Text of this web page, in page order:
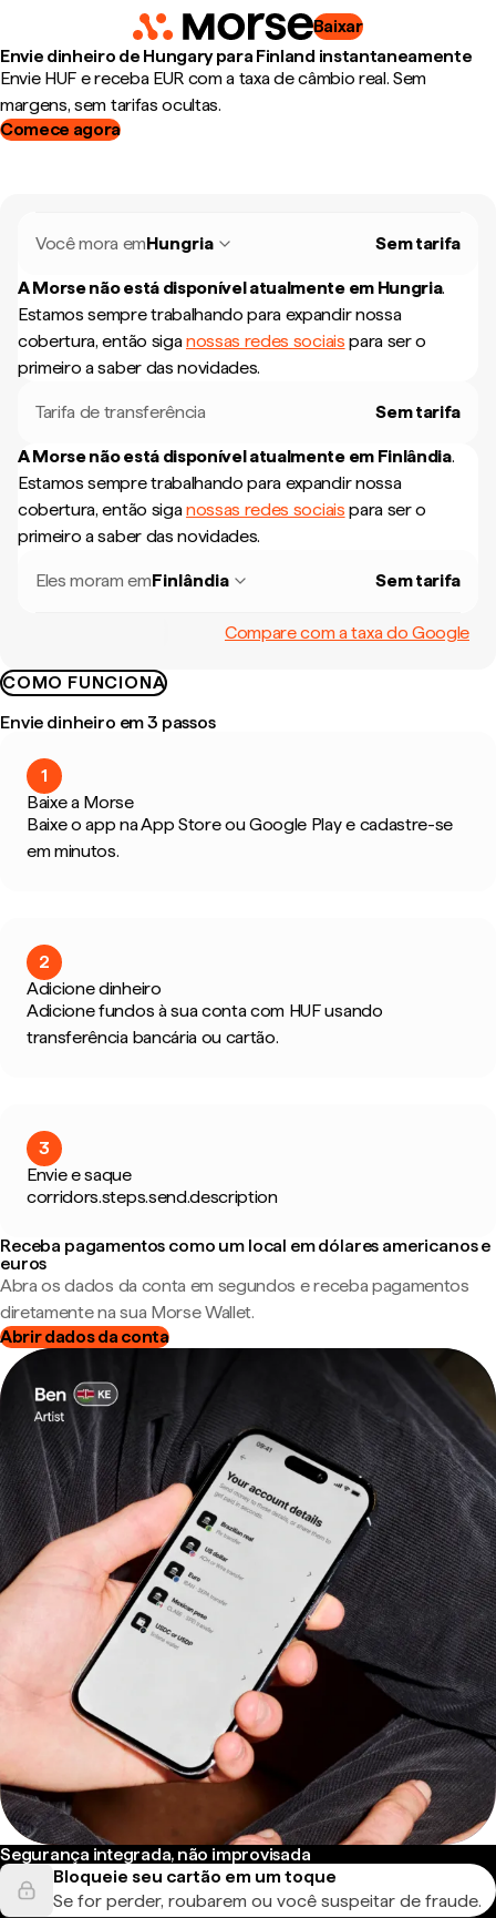
Baixar
Envie dinheiro de Hungary para Finland instantaneamente
Envie HUF e receba EUR com a taxa de câmbio real. Sem
margens, sem tarifas ocultas.
Comece agora
Você mora emHungria Sem tarifa
A Morse não está disponível atualmente em Hungria.
Estamos sempre trabalhando para expandir nossa
cobertura, então siganossas redes sociais para ser o
primeiro a saber das novidades.
Tarifa de transferência Sem tarifa
A Morse não está disponível atualmente em Finlândia.
Estamos sempre trabalhando para expandir nossa
cobertura, então siganossas redes sociais para ser o
primeiro a saber das novidades.
Eles moram emFinlândia Sem tarifa
Compare com a taxa do Google
COMO FUNCIONA
Envie dinheiro em 3 passos
1
Baixe a Morse
Baixe o app na App Store ou Google Play e cadastre-se
em minutos.
2
Adicione dinheiro
Adicione fundos à sua conta com HUF usando
transferência bancária ou cartão.
3
Envie e saque
corridors.steps.send.description
Receba pagamentos como um local em dólares americanos e
euros
Abra os dados da conta em segundos e receba pagamentos
diretamente na sua Morse Wallet.
Abrir dados da conta
Segurança integrada, não improvisada
Bloqueie seu cartão em um toque
Se for perder, roubarem ou você suspeitar de fraude.